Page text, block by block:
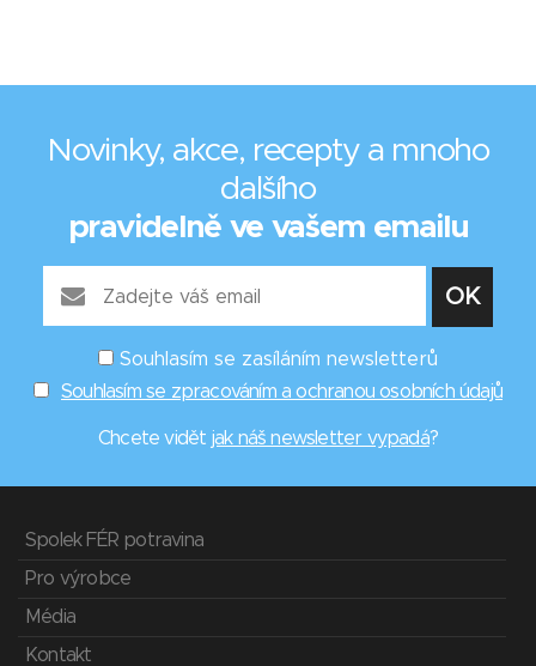
Novinky, akce, recepty a mnoho
dalšího
pravidelně ve vašem emailu
Souhlasím se zasíláním newsletterů
Souhlasím se zpracováním a ochranou osobních údajů
Chcete vidět jak náš newsletter vypadá?
Spolek FÉR potravina
Pro výrobce
Média
Kontakt